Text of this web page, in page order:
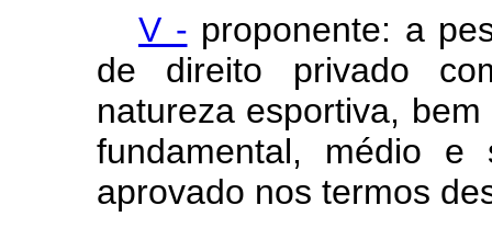
V - proponente: a
de direito privado
natureza esportiva,
fundamental, médio e
aprovado nos termos